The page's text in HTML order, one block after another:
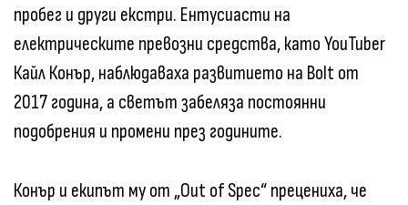
пробег и други екстри. Ентусиасти на
електрическите превозни средства, като YouTuber
Кайл Конър, наблюдаваха развитието на Bolt от
2017 година, а светът забеляза постоянни
подобрения и промени през годините.
Конър и екипът му от „Out of Spec“ прецениха, че